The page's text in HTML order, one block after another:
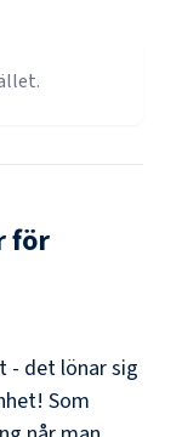
för
- det lönar sig
Som